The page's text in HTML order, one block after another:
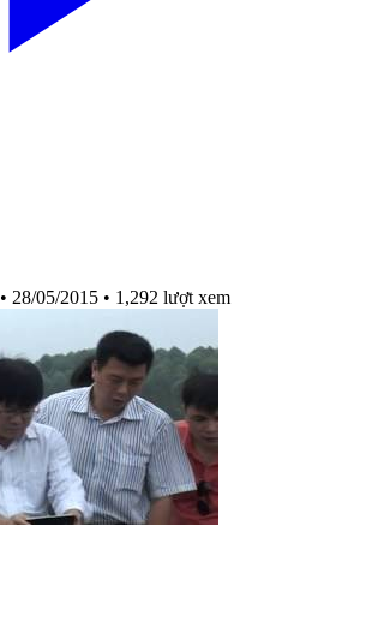
• 28/05/2015 • 1,292 lượt xem